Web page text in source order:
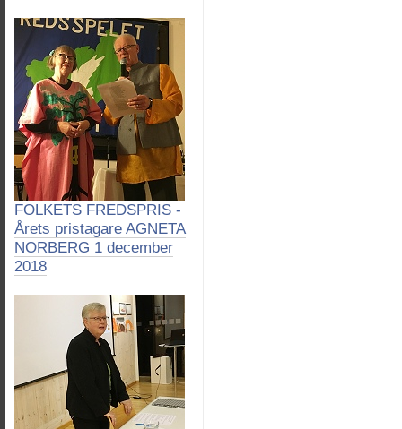
FOLKETS FREDSPRIS -
Årets pristagare AGNETA
NORBERG 1 december
2018